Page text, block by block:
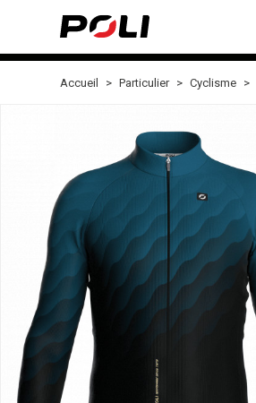
Accueil Particulier Cyclisme